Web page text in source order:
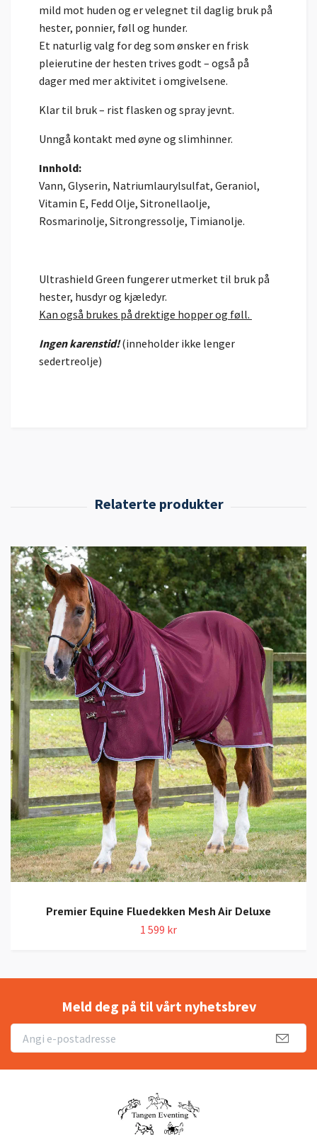
mild mot huden og er velegnet til daglig bruk på
hester, ponnier, føll og hunder.
Et naturlig valg for deg som ønsker en frisk
pleierutine der hesten trives godt – også på
dager med mer aktivitet i omgivelsene.
Klar til bruk – rist flasken og spray jevnt.
Unngå kontakt med øyne og slimhinner.
Innhold:
Vann, Glyserin, Natriumlaurylsulfat, Geraniol,
Vitamin E, Fedd Olje, Sitronellaolje,
Rosmarinolje, Sitrongressolje, Timianolje.
Ultrashield Green fungerer utmerket til bruk på
hester, husdyr og kjæledyr.
Kan også brukes på drektige hopper og føll.
Ingen karenstid!(inneholder ikke lenger
sedertreolje)
Premier Equine Fluedekken Mesh Air Deluxe
1 599 kr
Meld deg på til vårt nyhetsbrev